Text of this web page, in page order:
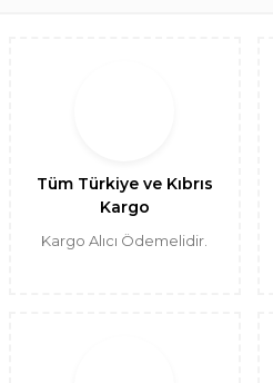
Tüm Türkiye ve Kıbrıs
Kargo
Kargo Alıcı Ödemelidir.